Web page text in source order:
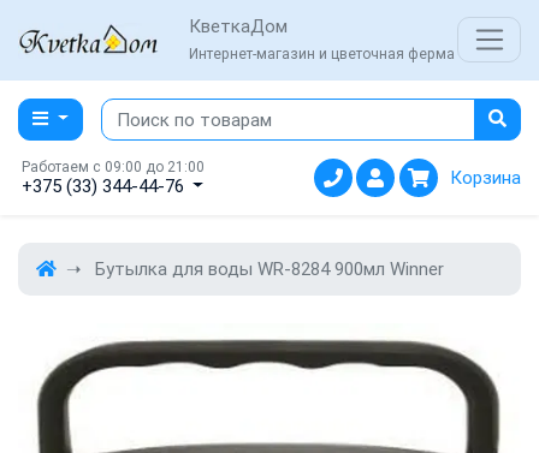
КветкаДом
Интернет-магазин и цветочная ферма
Работаем с 09:00 до 21:00
+375 (33) 344-44-76 Корзина
Бутылка для воды WR-8284 900мл Winner